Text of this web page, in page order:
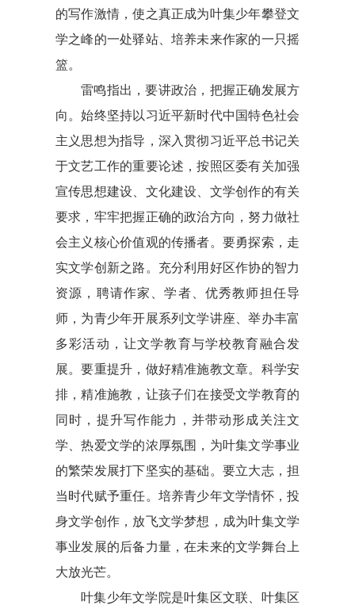
的写作激情，使之真正成为叶集少年攀登文
学之峰的一处驿站、培养未来作家的一只摇
篮。
雷鸣指出，要讲政治，把握正确发展方
向。始终坚持以习近平新时代中国特色社会
主义思想为指导，深入贯彻习近平总书记关
于文艺工作的重要论述，按照区委有关加强
宣传思想建设、文化建设、文学创作的有关
要求，牢牢把握正确的政治方向，努力做社
会主义核心价值观的传播者。要勇探索，走
实文学创新之路。充分利用好区作协的智力
资源，聘请作家、学者、优秀教师担任导
师，为青少年开展系列文学讲座、举办丰富
多彩活动，让文学教育与学校教育融合发
展。要重提升，做好精准施教文章。科学安
排，精准施教，让孩子们在接受文学教育的
同时，提升写作能力，并带动形成关注文
学、热爱文学的浓厚氛围，为叶集文学事业
的繁荣发展打下坚实的基础。要立大志，担
当时代赋予重任。培养青少年文学情怀，投
身文学创作，放飞文学梦想，成为叶集文学
事业发展的后备力量，在未来的文学舞台上
大放光芒。
叶集少年文学院是叶集区文联、叶集区